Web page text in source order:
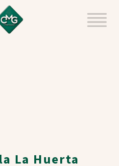
La Huerta